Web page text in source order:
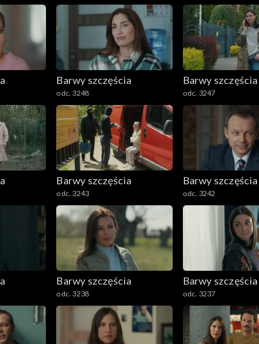
Barwy szczęścia
odc. 3248
Barwy szczęścia
odc. 3247
Barwy szczęścia
odc. 3243
Barwy szczęścia
odc. 3242
Barwy szczęścia
odc. 3238
Barwy szczęścia
odc. 3237